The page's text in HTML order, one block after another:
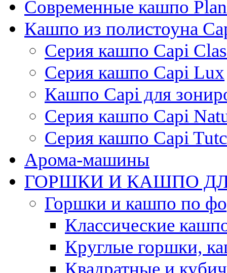
Современные кашпо
Кашпо из полистоуна
Серия кашпо Capi
Серия кашпо Capi Lux
Кашпо Capi для
Серия кашпо Capi
Серия кашпо Capi
Арома-машины
ГОРШКИ И КАШПО
Горшки и кашпо по
Классические
Круглые горшки,
Квадратные и